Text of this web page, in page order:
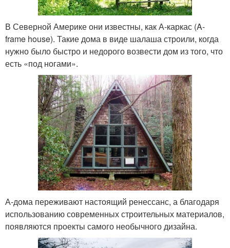
В Северной Америке они известны, как А-каркас (A-
frame house). Такие дома в виде шалаша строили, когда
нужно было быстро и недорого возвести дом из того, что
есть «под ногами».
А-дома переживают настоящий ренессанс, а благодаря
использованию современных строительных материалов,
появляются проекты самого необычного дизайна.